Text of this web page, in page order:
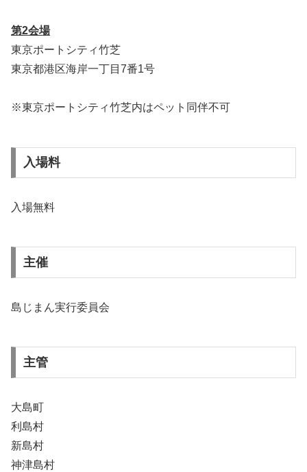
第2会場
東京ポートシティ竹芝
東京都港区海岸一丁目7番1号
※東京ポートシティ竹芝内はペット同伴不可
入場料
入場無料
主催
島じまん実行委員会
主管
大島町
利島村
新島村
神津島村